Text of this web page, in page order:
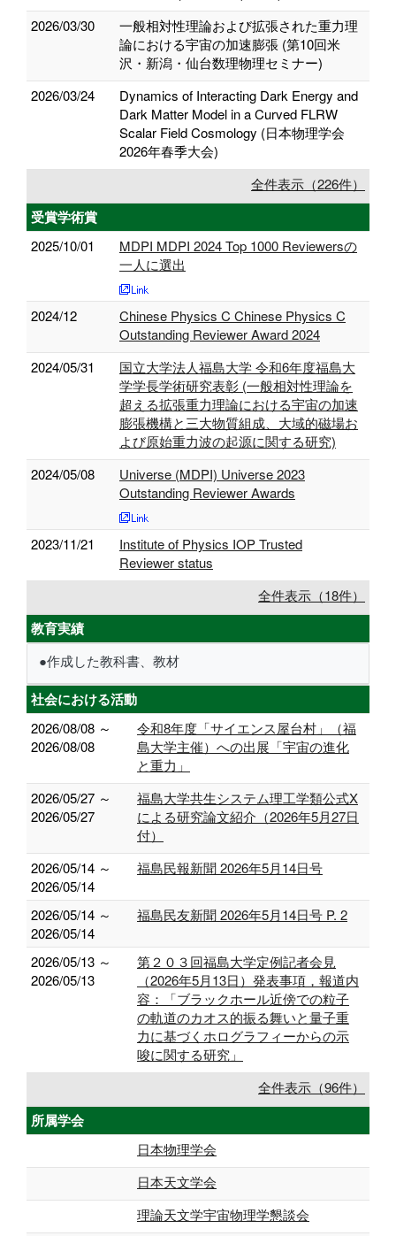
2026/03/30
一般相対性理論および拡張された重力理
論における宇宙の加速膨張 (第10回米
沢・新潟・仙台数理物理セミナー)
2026/03/24
Dynamics of Interacting Dark Energy and
Dark Matter Model in a Curved FLRW
Scalar Field Cosmology (日本物理学会
2026年春季大会)
全件表示（226件）
受賞学術賞
2025/10/01
MDPI MDPI 2024 Top 1000 Reviewersの
一人に選出
2024/12
Chinese Physics C Chinese Physics C
Outstanding Reviewer Award 2024
2024/05/31
国立大学法人福島大学 令和6年度福島大
学学長学術研究表彰 (一般相対性理論を
超える拡張重力理論における宇宙の加速
膨張機構と三大物質組成、大域的磁場お
よび原始重力波の起源に関する研究)
2024/05/08
Universe (MDPI) Universe 2023
Outstanding Reviewer Awards
2023/11/21
Institute of Physics IOP Trusted
Reviewer status
全件表示（18件）
教育実績
●作成した教科書、教材
社会における活動
2026/08/08 ～
2026/08/08
令和8年度「サイエンス屋台村」（福
島大学主催）への出展「宇宙の進化
と重力」
2026/05/27 ～
2026/05/27
福島大学共生システム理工学類公式X
による研究論文紹介（2026年5月27日
付）
2026/05/14 ～
2026/05/14
福島民報新聞 2026年5月14日号
2026/05/14 ～
2026/05/14
福島民友新聞 2026年5月14日号 P. 2
2026/05/13 ～
2026/05/13
第２０３回福島大学定例記者会見
（2026年5月13日）発表事項，報道内
容：「ブラックホール近傍での粒子
の軌道のカオス的振る舞いと量子重
力に基づくホログラフィーからの示
唆に関する研究」
全件表示（96件）
所属学会
日本物理学会
日本天文学会
理論天文学宇宙物理学懇談会